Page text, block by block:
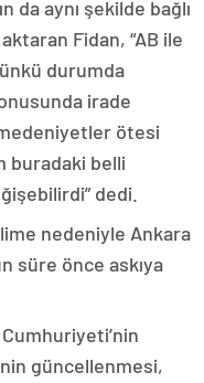
da aynı şekilde bağlı
Fidan, “AB ile
durumda
irade
ötesi
buradaki belli
dedi.
nedeniyle Ankara
süre önce askıya
güncellenmesi,